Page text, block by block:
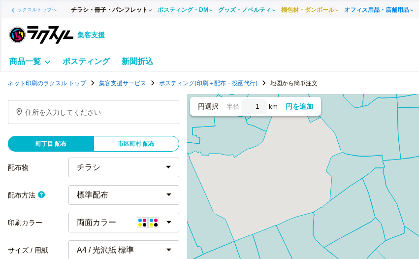
ラクスルトップへ チラシ・冊子・パンフレット ポスティング・DM グッズ・ノベルティ 梱包材・ダンボール オフィス用品・店舗用品
集客支援
商品一覧 ポスティング 新聞折込
テ
グ
ラ
ネット印刷のラクスル トップ 集客支援サービス ポスティング(印刷＋配布・投函代行) 地図から簡単注文
住所を入力してください
町丁目 配布 市区町村 配布
配布物
配布方法 標準配布
印刷カラー 両面カラー
サイズ / 用紙 A4 / 光沢紙 標準
円選択 半径 km 円を追加